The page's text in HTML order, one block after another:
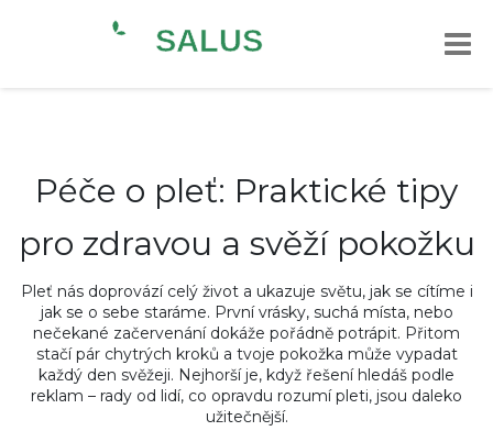
Péče o pleť: Praktické tipy
pro zdravou a svěží pokožku
Pleť nás doprovází celý život a ukazuje světu, jak se cítíme i
jak se o sebe staráme. První vrásky, suchá místa, nebo
nečekané začervenání dokáže pořádně potrápit. Přitom
stačí pár chytrých kroků a tvoje pokožka může vypadat
každý den svěžeji. Nejhorší je, když řešení hledáš podle
reklam – rady od lidí, co opravdu rozumí pleti, jsou daleko
užitečnější.